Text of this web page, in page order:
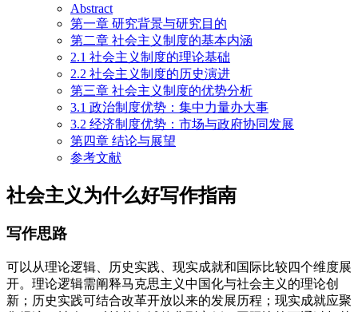
Abstract
第一章 研究背景与研究目的
第二章 社会主义制度的基本内涵
2.1 社会主义制度的理论基础
2.2 社会主义制度的历史演进
第三章 社会主义制度的优势分析
3.1 政治制度优势：集中力量办大事
3.2 经济制度优势：市场与政府协同发展
第四章 结论与展望
参考文献
社会主义为什么好写作指南
写作思路
可以从理论逻辑、历史实践、现实成就和国际比较四个维度展
开。理论逻辑需阐释马克思主义中国化与社会主义的理论创
新；历史实践可结合改革开放以来的发展历程；现实成就应聚